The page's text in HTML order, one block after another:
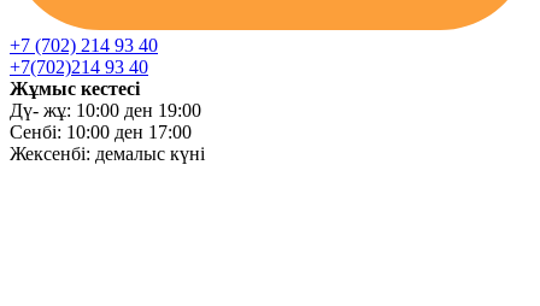
+7 (702) 214 93 40
+7(702)214 93 40
Жұмыс кестесі
Дү- жұ: 10:00 ден 19:00
Сенбі: 10:00 ден 17:00
Жексенбі: демалыс күні